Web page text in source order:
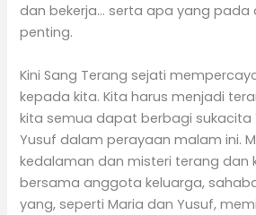
dan bekerja… serta apa yang pada
penting.
Kini Sang Terang sejati
kepada kita. Kita harus menjadi
kita semua dapat berbagi sukacita
Yusuf dalam perayaan malam ini.
kedalaman dan misteri terang dan
bersama anggota keluarga,
yang, seperti Maria dan Yusuf,